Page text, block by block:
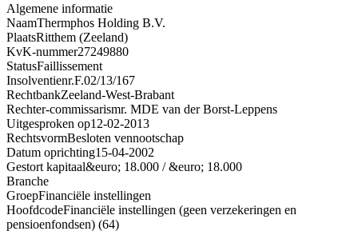
Algemene informatie
NaamThermphos Holding B.V.
PlaatsRitthem (Zeeland)
KvK-nummer27249880
StatusFaillissement
Insolventienr.F.02/13/167
RechtbankZeeland-West-Brabant
Rechter-commissarismr. MDE van der Borst-Leppens
Uitgesproken op12-02-2013
RechtsvormBesloten vennootschap
Datum oprichting15-04-2002
Gestort kapitaal&euro; 18.000 / &euro; 18.000
Branche
GroepFinanciële instellingen
HoofdcodeFinanciële instellingen (geen verzekeringen en
pensioenfondsen) (64)